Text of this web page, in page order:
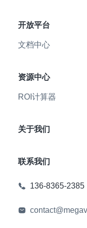
开放平台
文档中心
资源中心
ROI计算器
关于我们
联系我们
136-8365-2385